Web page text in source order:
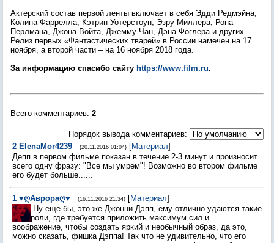
Актерский состав первой ленты включает в себя Эдди Редмэйна,
Колина Фаррелла, Кэтрин Уотерстоун, Эзру Миллера, Рона
Перлмана, Джона Войта, Джемму Чан, Дэна Фоглера и других.
Релиз первых «Фантастических тварей» в России намечен на 17
ноября, а второй части – на 16 ноября 2018 года.
За информацию спасибо сайту https://www.film.ru.
Всего комментариев: 2
Порядок вывода комментариев:
2 ElenaMor4239 (20.11.2016 01:04) [Материал]
Депп в первом фильме показан в течение 2-3 минут и произносит
всего одну фразу: "Все мы умрем"! Возможно во втором фильме
его будет больше......
1 ♥ღАврораღ♥ (16.11.2016 21:34) [Материал]
Ну еще бы, это же Джонни Дэпп, ему отлично удаются такие
роли, где требуется приложить максимум сил и
воображение, чтобы создать яркий и необычный образ, да это,
можно сказать, фишка Дэппа! Так что не удивительно, что его